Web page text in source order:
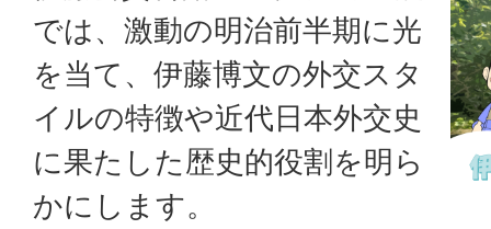
では、激動の明治前半期に光
を当て、伊藤博文の外交スタ
イルの特徴や近代日本外交史
に果たした歴史的役割を明ら
かにします。